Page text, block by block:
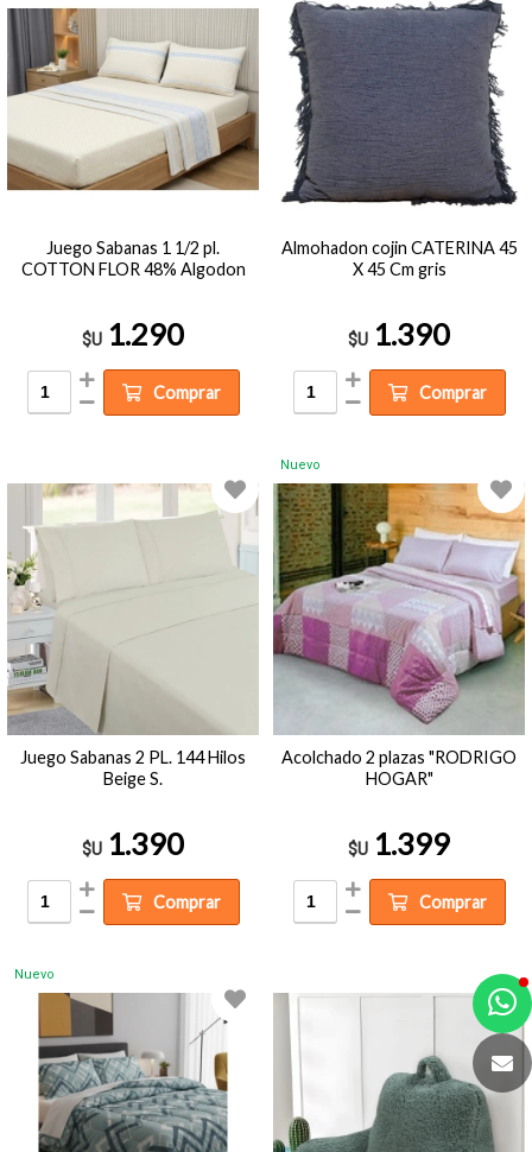
Juego Sabanas 1 1/2 pl.
COTTON FLOR 48% Algodon
$U 1.290
Comprar
Almohadon cojin CATERINA 45
X 45 Cm gris
$U 1.390
Comprar
Juego Sabanas 2 PL. 144 Hilos
Beige S.
$U 1.390
Comprar
Nuevo
Acolchado 2 plazas "RODRIGO
HOGAR"
$U 1.399
Comprar
Nuevo